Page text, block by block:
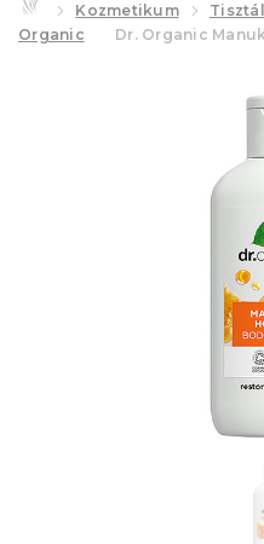
Kozmetikum
Organic
Dr. Organic